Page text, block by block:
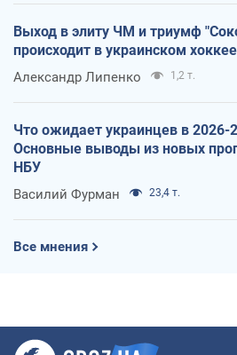
Выход в элиту ЧМ и триумф
происходит в украинском хоккее
Александр Липенко 1,2 т.
Что ожидает украинцев в 2026-
Основные выводы из новых
НБУ
Василий Фурман 23,4 т.
Все мнения